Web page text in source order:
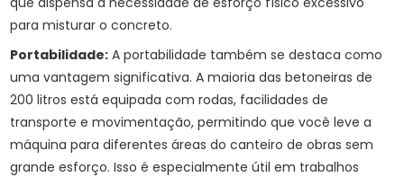
para misturar o concreto.
Portabilidade: A portabilidade também se destaca como
uma vantagem significativa. A maioria das betoneiras de
200 litros está equipada com rodas, facilidades de
transporte e movimentação, permitindo que você leve a
máquina para diferentes áreas do canteiro de obras sem
grande esforço. Isso é especialmente útil em trabalhos